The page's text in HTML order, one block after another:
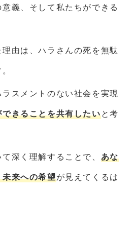
義、そして私たちができる
由は、ハラさんの死を無駄
スメントのない社会を実現
きることを共有したいと考
深く理解することで、 あな
来への希望が見えてくるは